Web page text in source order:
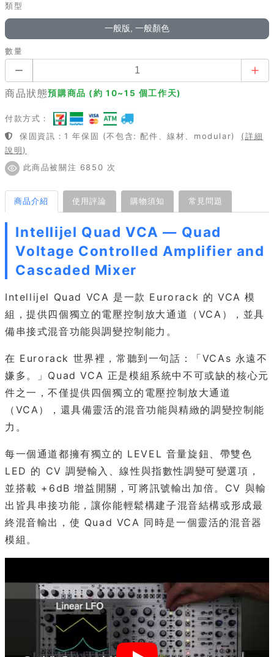
類型
一般版, 一般顏色
數量
商品狀態預購商品 (約 10~15 個工作天)
付款方式：
保固資訊：1 年保固 (不包含: 配件、線材、modular)
(詳細
說明)
此商品被關注 6850 次
商品介紹 使用評論 購物須知 常見問題
Intellijel Quad VCA — Quad
Voltage Controlled Amplifier and
Cascaded Mixer
Intellijel Quad VCA 是一款 Eurorack 的 VCA 模
組，提供四個獨立的電壓控制放大通道（VCA），並具
備串接式混音功能與調變控制能力。
在 Eurorack 世界裡，常聽到一句話：「VCAs 永遠不
嫌多。」Quad VCA 正是模組系統中不可或缺的核心元
件之一，不僅提供四個獨立的電壓控制放大通道
（VCA），還具備靈活的混音功能與精緻的調變控制能
力。
每一個通道都擁有獨立的 LEVEL 音量旋鈕、帶雙色
LED 的 CV 調變輸入、線性與指數性調變可變選項，
並搭載 +6dB 增益開關，可將訊號輸出加倍。CV 與輸
出皆具串接功能，讓你能輕鬆構建子混音結構或形成最
終混音輸出，使 Quad VCA 同時是一個靈活的混音器
模組。